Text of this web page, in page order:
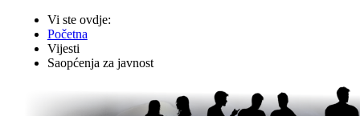
Vi ste ovdje:
Početna
Vijesti
Saopćenja za javnost